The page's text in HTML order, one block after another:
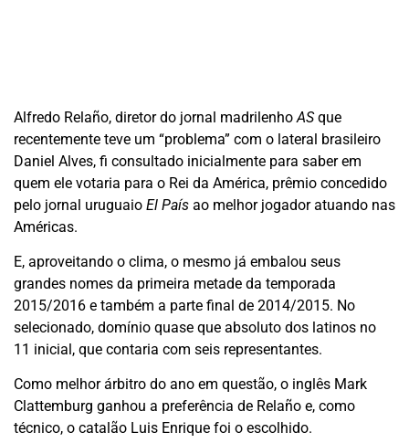
Alfredo Relaño, diretor do jornal madrilenho ASque
recentemente teve um “problema” com o lateral brasileiro
Daniel Alves, fi consultado inicialmente para saber em
quem ele votaria para o Rei da América, prêmio concedido
pelo jornal uruguaio El País ao melhor jogador atuando nas
Américas.
E, aproveitando o clima, o mesmo já embalou seus
grandes nomes da primeira metade da temporada
2015/2016 e também a parte final de 2014/2015. No
selecionado, domínio quase que absoluto dos latinos no
11 inicial, que contaria com seis representantes.
Como melhor árbitro do ano em questão, o inglês Mark
Clattemburg ganhou a preferência de Relaño e, como
técnico, o catalão Luis Enrique foi o escolhido.